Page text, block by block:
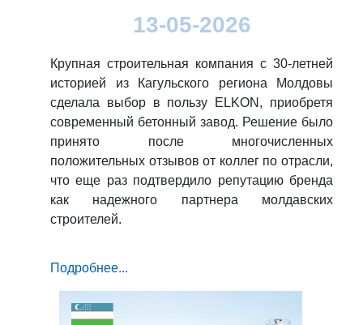
13-05-2026
Крупная строительная компания с 30-летней
историей из Кагульского региона Молдовы
сделала выбор в пользу ELKON, приобретя
современный бетонный завод. Решение было
принято после многочисленных
положительных отзывов от коллег по отрасли,
что еще раз подтвердило репутацию бренда
как надежного партнера молдавских
строителей.
Подробнее...